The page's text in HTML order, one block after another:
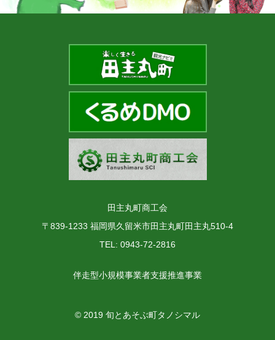
田主丸町商工会
〒839-1233 福岡県久留米市田主丸町田主丸510-4
TEL: 0943-72-2816
伴走型小規模事業者支援推進事業
© 2019 旬とあそぶ町タノシマル